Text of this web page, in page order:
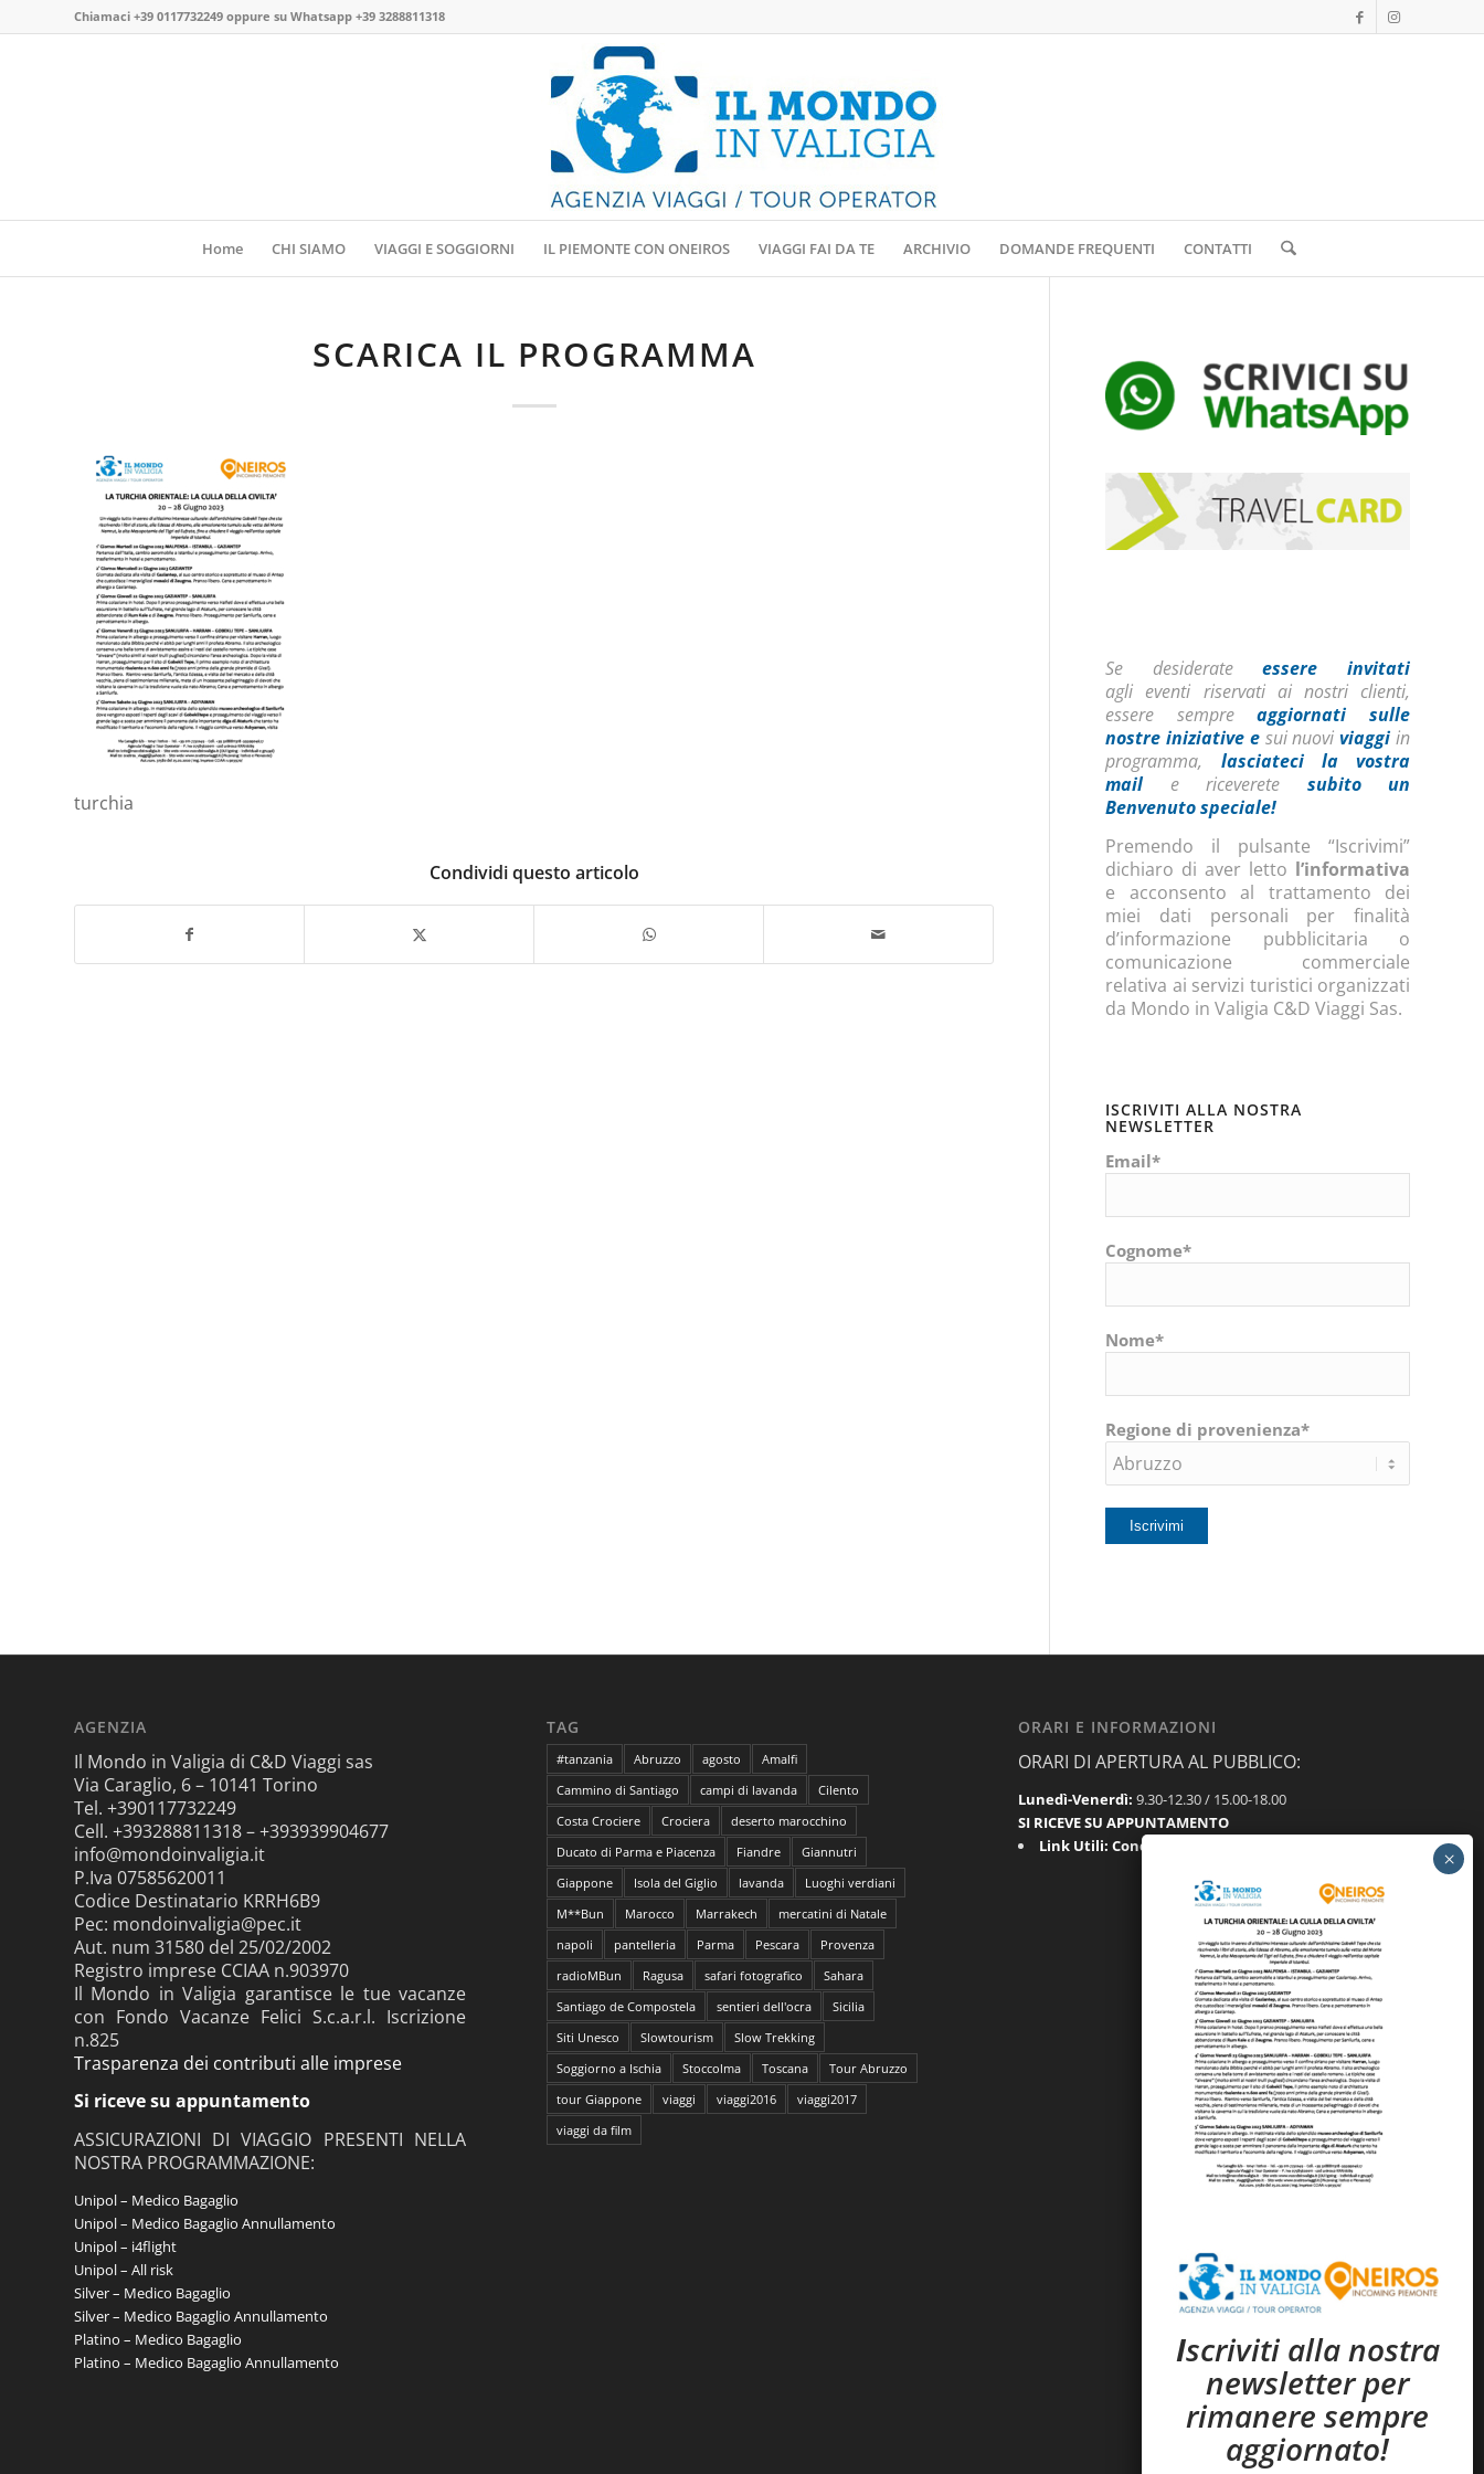
Chiamaci +39 0117732249 oppure su Whatsapp +39 3288811318
Home CHI SIAMO VIAGGI E SOGGIORNI IL PIEMONTE CON ONEIROS VIAGGI FAI DA TE ARCHIVIO DOMANDE FREQUENTI CONTATTI
SCARICA IL PROGRAMMA
turchia
Condividi questo articolo
Se desiderateessere invitati
agli eventi riservati ai nostri clienti,
essere sempreaggiornati sulle
nostre iniziative esui nuoviviaggi in
programma, lasciateci la vostra
mail e riceverete subito un
Benvenuto speciale!
Premendo il pulsante “Iscrivimi”
dichiaro di aver letto l’informativa
e acconsento al trattamento dei
miei dati personali per finalità
d’informazione pubblicitaria o
comunicazione commerciale
relativa ai servizi turistici organizzati
da Mondo in Valigia C&D Viaggi Sas.
ISCRIVITI ALLA NOSTRA
NEWSLETTER
Email*
Cognome*
Nome*
Regione di provenienza*
AGENZIA
Il Mondo in Valigia di C&D Viaggi sas
Via Caraglio, 6 – 10141 Torino
Tel. +390117732249
Cell. +393288811318 – +393939904677
info@mondoinvaligia.it
P.Iva 07585620011
Codice Destinatario KRRH6B9
Pec: mondoinvaligia@pec.it
Aut. num 31580 del 25/02/2002
Registro imprese CCIAA n.903970
Il Mondo in Valigia garantisce le tue vacanze
con Fondo Vacanze Felici S.c.a.r.l. Iscrizione
n.825
Trasparenza dei contributi alle imprese
Si riceve su appuntamento
ASSICURAZIONI DI VIAGGIO PRESENTI NELLA
NOSTRA PROGRAMMAZIONE:
Unipol – Medico Bagaglio
Unipol – Medico Bagaglio Annullamento
Unipol – i4flight
Unipol – All risk
Silver – Medico Bagaglio
Silver – Medico Bagaglio Annullamento
Platino – Medico Bagaglio
Platino – Medico Bagaglio Annullamento
TAG
#tanzania Abruzzo agosto
Amalfi
Cammino di Santiago
campi di lavanda
Cilento
Costa Crociere
Crociera
deserto marocchino
Ducato di Parma e Piacenza
Fiandre
Giannutri
Giappone
Isola del Giglio lavanda
Luoghi verdiani
M**Bun
Marocco Marrakech
mercatini di Natale
napoli
pantelleria Parma Pescara
Provenza
radioMBun
Ragusa safari fotografico
Sahara
Santiago de Compostela
sentieri dell'ocra
Sicilia
Siti Unesco
Slowtourism
Slow Trekking
Soggiorno a Ischia
Stoccolma Toscana
Tour Abruzzo
tour Giappone
viaggi viaggi2016
viaggi2017
viaggi da film
ORARI E INFORMAZIONI
ORARI DI APERTURA AL PUBBLICO:
Lunedì-Venerdì:9.30-12.30 / 15.00-18.00
SI RICEVE SU APPUNTAMENTO
Link Utili:Condizioni Generali
Iscriviti alla nostra
newsletter per
rimanere sempre
aggiornato!